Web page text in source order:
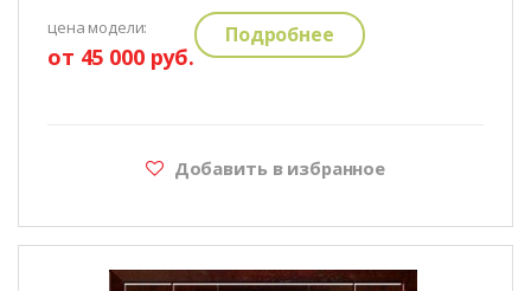
цена модели:
от 45 000 руб.
Подробнее
Добавить в избранное